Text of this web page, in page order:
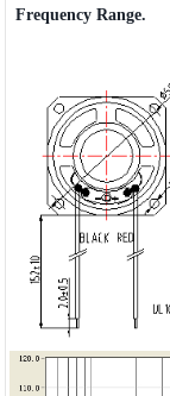
Frequency Range.